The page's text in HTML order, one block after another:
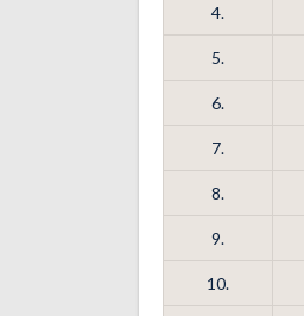
4.
5.
6.
7.
8.
9.
10.